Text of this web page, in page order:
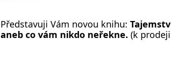
Představuji Vám novou knihu:
aneb co vám nikdo neřekne. (k prodeji